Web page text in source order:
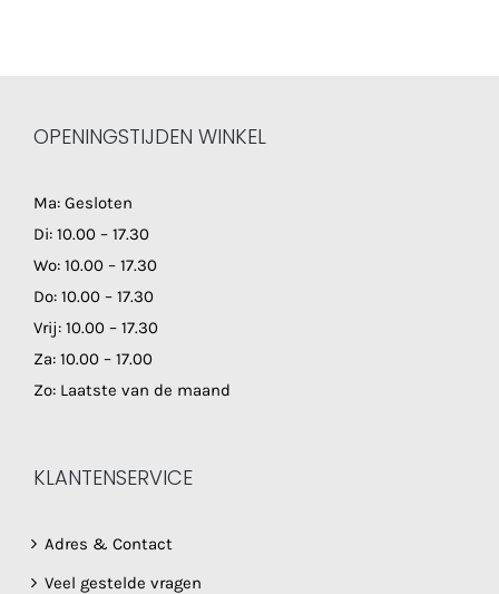
OPENINGSTIJDEN WINKEL
Ma: Gesloten
Di: 10.00 – 17.30
Wo: 10.00 – 17.30
Do: 10.00 – 17.30
Vrij: 10.00 – 17.30
Za: 10.00 – 17.00
Zo: Laatste van de maand
KLANTENSERVICE
Adres & Contact
Veel gestelde vragen